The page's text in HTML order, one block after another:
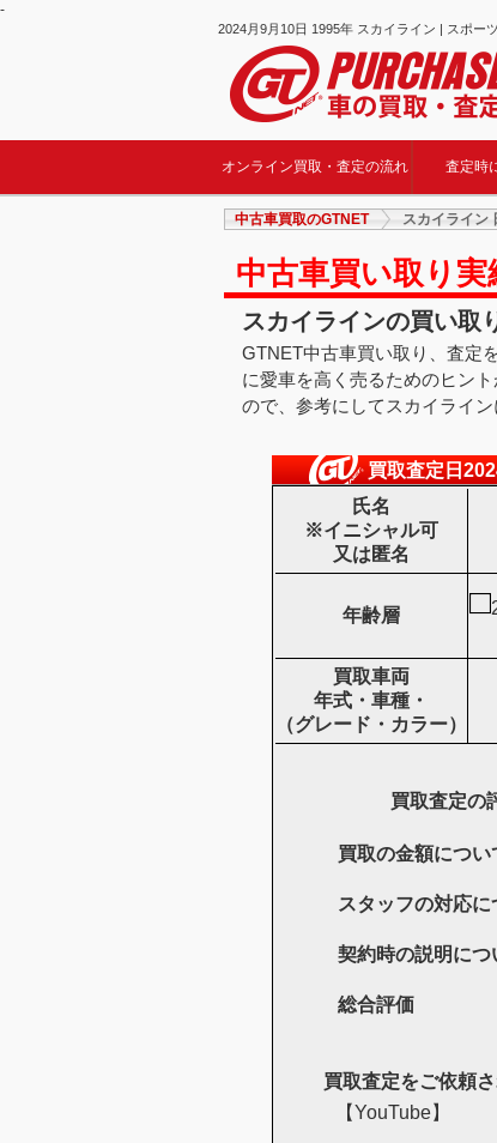
-
2024月9月10日 1995年 スカイライン | スポー
オンライン買取・査定の流れ 査定時
中古車買取のGTNET スカイライン
中古車買い取り
スカイラインの買い取
GTNET中古車買い取り、査定
に愛車を高く売るためのヒン
ので、参考にしてスカイライ
買取査定日
氏名
※イニシャル可
又は匿名
年齢層
買取車両
年式・車種・
（グレード・カラー）
買取査定の
買取の金額につい
スタッフの対応に
契約時の説明につ
総合評価
買取査定をご依頼
【YouTube】